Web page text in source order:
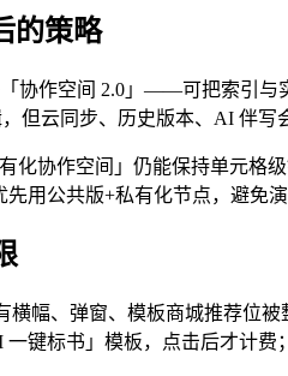
的策略
协作空间 2.0」——可把索引
但云同步、历史版本、AI 伴写
化协作空间」仍能保持单元格
用公共版+私有化节点，避免演
幅、弹窗、模板商城推荐位
键标书」模板，点击后才计